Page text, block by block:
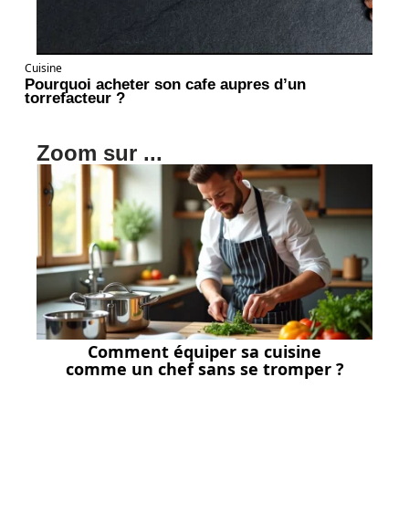
Cuisine
Pourquoi acheter son cafe aupres d’un
torrefacteur ?
Zoom sur ...
Comment équiper sa cuisine
comme un chef sans se tromper ?